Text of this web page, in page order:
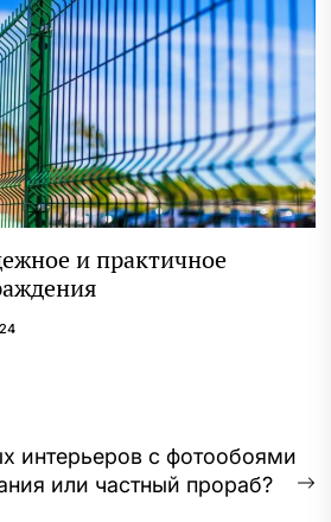
и практичное
интерьеров с фотообоями
или частный прораб?